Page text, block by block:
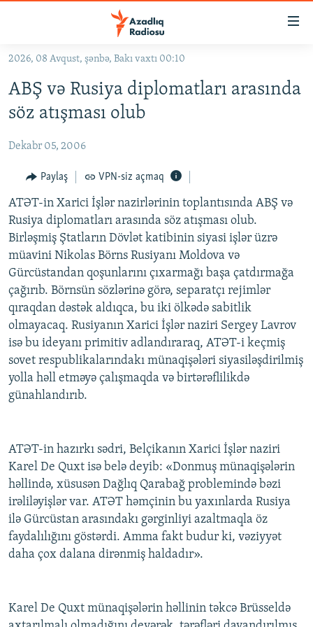
Əsas
qayıt
Əsas
naviqasiyaya
qayıt
#İZAHLA
KORRUPSIOMETR
#ƏSLINDƏ
FƏRQƏ BAX
QANUNI DOĞRU
ARAŞDIRMA
MULTIMEDIA
VIDEO
FOTOQALEREYA
İNFOQRAFIKA
KARIKATURA
RADIO ARXIV
OXU ZALI
AZƏRBAYCAN ƏDƏBIYYATI KITABXANASI
İSLAM VƏ DEMOKRATIYA
İZ - MƏDƏNIYYƏT PROQRAMI
HAQQIMIZDA
MISSIYAMIZ
PEŞƏ ETIKASI VƏ JURNALISTIKA STANDARTLARIMIZ
MATERIALLARIMIZDAN ISTIFADƏ
AZADLIQRADIOSU MOBIL TELEFONUNUZDA
XƏBƏR BÜLLETENLƏRIMIZ
BIZI IZLƏ
2026, 08 Avqust, şənbə, Bakı vaxtı 00:10
ABŞ və Rusiya diplomatları arasında
söz atışması olub
Dekabr 05, 2006
Paylaş VPN-siz açmaq
ATƏT-in Xarici İşlər nazirlərinin toplantısında ABŞ və
Rusiya diplomatları arasında söz atışması olub.
Birləşmiş Ştatların Dövlət katibinin siyasi işlər üzrə
müavini Nikolas Börns Rusiyanı Moldova və
Gürcüstandan qoşunlarını çıxarmağı başa çatdırmağa
çağırıb. Börnsün sözlərinə görə, separatçı rejimlər
qıraqdan dəstək aldıqca, bu iki ölkədə sabitlik
olmayacaq. Rusiyanın Xarici İşlər naziri Sergey Lavrov
isə bu ideyanı primitiv adlandıraraq, ATƏT-i keçmiş
sovet respublikalarındakı münaqişələri siyasiləşdirilmiş
yolla həll etməyə çalışmaqda və birtərəflilikdə
günahlandırıb.
ATƏT-in hazırkı sədri, Belçikanın Xarici İşlər naziri
Karel De Quxt isə belə deyib: «Donmuş münaqişələrin
həllində, xüsusən Dağlıq Qarabağ problemində bəzi
irəliləyişlər var. ATƏT həmçinin bu yaxınlarda Rusiya
ilə Gürcüstan arasındakı gərginliyi azaltmaqla öz
faydalılığını göstərdi. Amma fakt budur ki, vəziyyət
daha çox dalana dirənmiş haldadır».
Karel De Quxt münaqişələrin həllinin təkcə Brüsseldə